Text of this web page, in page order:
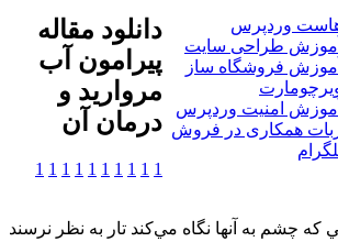
وردپرس
آموزش طراحی سایت
آموزش فروشگاه ساز
آموزش امنیت وردپرس
همکاری در فروش
دانلود مقاله
پیرامون آب
مروارید و
درمان آن
1
1
1
1
1
1
1
1
1
1
به‌ آنها نگاه‌ مي‌كند تار به‌ نظر نرسند